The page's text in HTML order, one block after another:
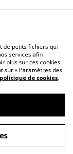
Terms
Policy
by
de petits fichiers qui
services afin
plus sur ces cookies
sur « Paramètres des
politique de cookies.